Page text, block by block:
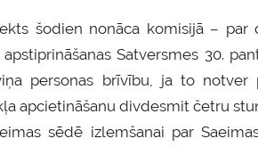
šodien nonāca komisijā – par
Satversmes 30.
personas brīvību, ja to notver
apcietināšanu divdesmit četru
sēdē izlemšanai par